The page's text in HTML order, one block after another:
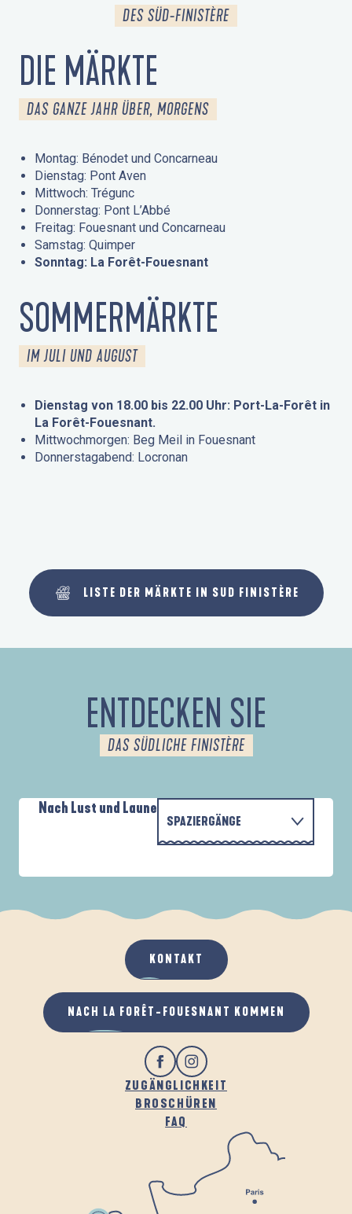
DES SÜD-FINISTÈRE
DIE MÄRKTE
DAS GANZE JAHR ÜBER, MORGENS
Montag: Bénodet und Concarneau
Dienstag: Pont Aven
Mittwoch: Trégunc
Donnerstag: Pont L’Abbé
Freitag: Fouesnant und Concarneau
Samstag: Quimper
Sonntag: La Forêt-Fouesnant
SOMMERMÄRKTE
IM JULI UND AUGUST
Dienstag von 18.00 bis 22.00 Uhr: Port-La-Forêt in
La Forêt-Fouesnant.
Mittwochmorgen: Beg Meil in Fouesnant
Donnerstagabend: Locronan
LISTE DER MÄRKTE IN SUD FINISTÈRE
ENTDECKEN SIE
DAS SÜDLICHE FINISTÈRE
Nach Lust und Laune
SPAZIERGÄNGE
WENN ES REGNET
AN DER FRISCHEN LUFT
PARCOURS D'INTERPRÉTATION DE L'ANSE
ZUGÄNGLICHKEIT
BROSCHÜREN
FAQ
KONTAKT
NACH LA FORÊT-FOUESNANT KOMMEN